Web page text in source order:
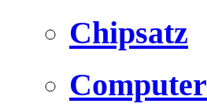
Chipsatz
Computer